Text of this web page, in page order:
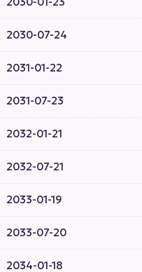
2030-07-24
2031-01-22
2031-07-23
2032-01-21
2032-07-21
2033-01-19
2033-07-20
2034-01-18